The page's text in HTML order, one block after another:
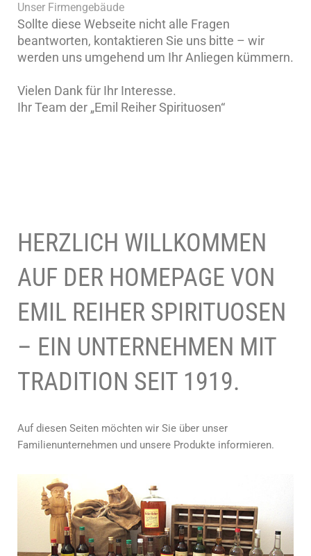
Unser Firmengebäude
Sollte diese Webseite nicht alle Fragen
beantworten, kontaktieren Sie uns bitte – wir
werden uns umgehend um Ihr Anliegen kümmern.
Vielen Dank für Ihr Interesse.
Ihr Team der „Emil Reiher Spirituosen“
HERZLICH WILLKOMMEN
AUF DER HOMEPAGE VON
EMIL REIHER SPIRITUOSEN
– EIN UNTERNEHMEN MIT
TRADITION SEIT 1919.
Auf diesen Seiten möchten wir Sie über unser
Familienunternehmen und unsere Produkte informieren.